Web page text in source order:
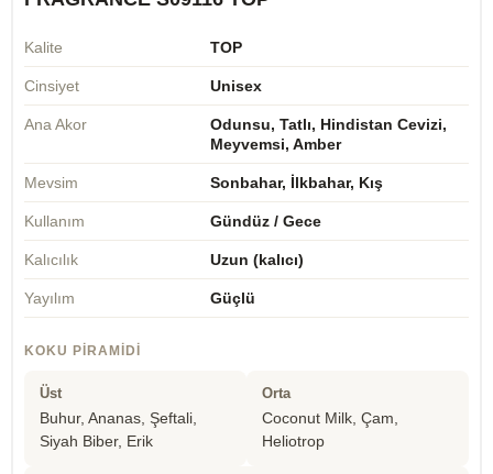
Kalite TOP
Cinsiyet Unisex
Ana Akor
Odunsu, Tatlı, Hindistan Cevizi,
Meyvemsi, Amber
Mevsim Sonbahar, İlkbahar, Kış
Kullanım Gündüz / Gece
Kalıcılık Uzun (kalıcı)
Yayılım Güçlü
KOKU PIRAMIDI
Üst
Buhur, Ananas, Şeftali,
Siyah Biber, Erik
Orta
Coconut Milk, Çam,
Heliotrop